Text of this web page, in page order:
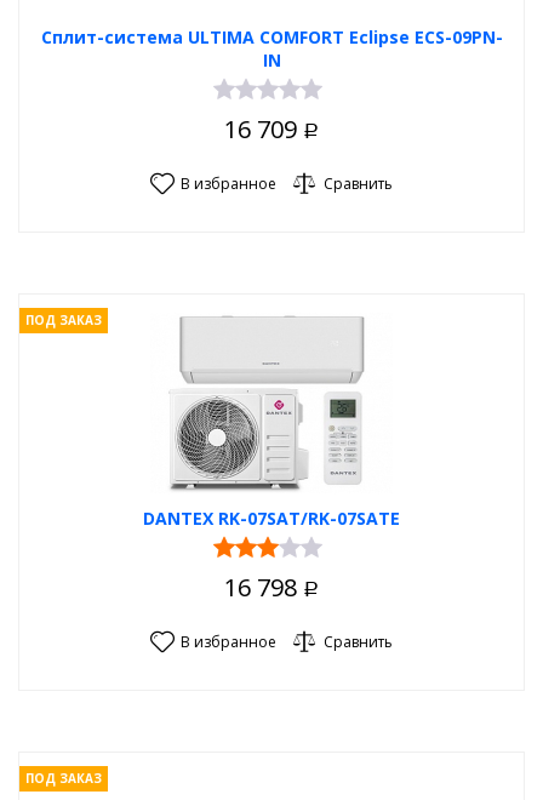
Сплит-система ULTIMA COMFORT Eclipse ECS-09PN-
IN
16 709 Р
В избранное Сравнить
DANTEX RK-07SAT/RK-07SATE
ПОД ЗАКАЗ
16 798 Р
В избранное Сравнить
ПОД ЗАКАЗ